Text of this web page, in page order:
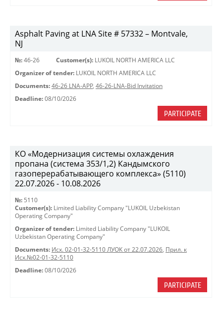
Asphalt Paving at LNA Site # 57332 – Montvale,
NJ
№: 46-26 Customer(s): LUKOIL NORTH AMERICA LLC
Organizer of tender: LUKOIL NORTH AMERICA LLC
Documents: 46-26 LNA-APP, 46-26-LNA-Bid Invitation
Deadline: 08/10/2026
PARTICIPATE
КО «Модернизация системы охлаждения
пропана (система 353/1,2) Кандымского
газоперерабатывающего комплекса» (5110)
22.07.2026 - 10.08.2026
№: 5110
Customer(s): Limited Liability Company "LUKOIL Uzbekistan
Operating Company"
Organizer of tender: Limited Liability Company "LUKOIL
Uzbekistan Operating Company"
Documents: Исх. 02-01-32-5110 ЛУОК от 22.07.2026, Прил. к
Исх.№02-01-32-5110
Deadline: 08/10/2026
PARTICIPATE